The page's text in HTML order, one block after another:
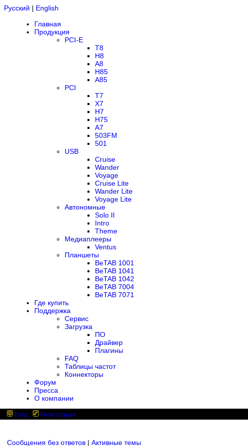
Русский | English
Главная
Продукция
PCI-E
T8
H8
A8
H85
A85
PCI
T7
X7
H7
H75
A7
503FM
501
USB
Cruise
Wander
Voyage
Cruise Lite
Wander Lite
Voyage Lite
Автономные
Solo II
Intro
Theme
Медиаплееры
Ventus
Планшеты
BeTAB 1001
BeTAB 1041
BeTAB 1042
BeTAB 7004
BeTAB 7071
Где купить
Поддержка
Сервис
Загрузка
ПО
Драйвер
Плагины
FAQ
Таблицы частот
Коннекторы
Форум
Пресса
О компании
Вход Регистрация
Сообщения без ответов | Активные темы